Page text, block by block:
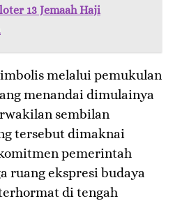
13 Jemaah Haji
melalui pemukulan
menandai dimulainya
sembilan
tersebut dimaknai
pemerintah
ruang ekspresi budaya
di tengah